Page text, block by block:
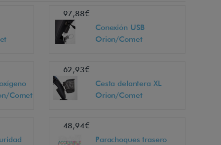
97,88€
Conexión USB
Orion/Comet
Comet
62,93€
Cesta delantera XL
Orion/Comet
48,94€
Parachoques trasero